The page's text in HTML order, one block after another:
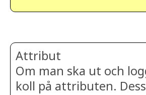
Attribut
Om man ska ut och
koll på attributen.